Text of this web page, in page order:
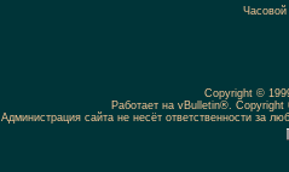
Copyright ©
Работает на vBulletin®.
Администрация сайта не несёт ответственности за